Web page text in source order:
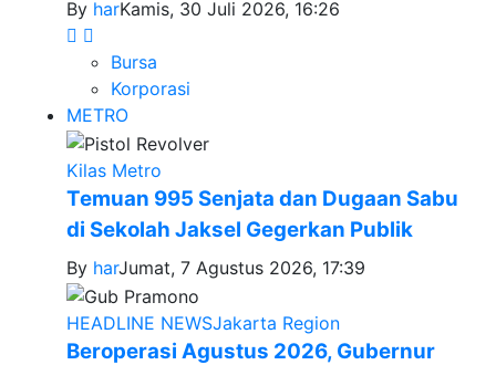
By harKamis, 30 Juli 2026, 16:26
Bursa
Korporasi
METRO
Kilas Metro
Temuan 995 Senjata dan Dugaan Sabu
di Sekolah Jaksel Gegerkan Publik
By harJumat, 7 Agustus 2026, 17:39
HEADLINE NEWSJakarta Region
Beroperasi Agustus 2026, Gubernur